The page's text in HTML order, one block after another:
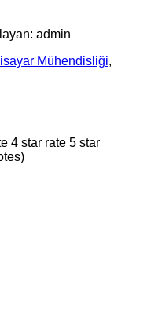
admin
Mühendisliği,
4 star rate 5 star